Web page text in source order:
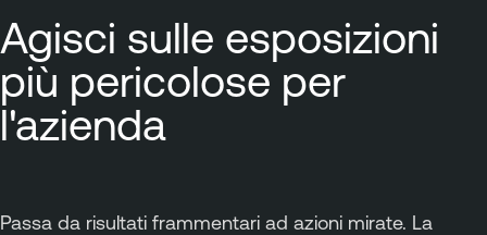
Agisci sulle esposizioni
più pericolose per
l'azienda
Passa da risultati frammentari ad azioni mirate. La